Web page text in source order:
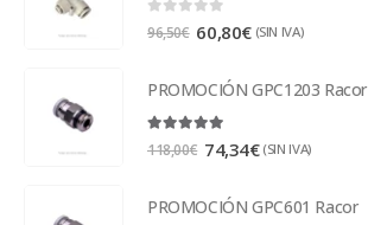
0 out of 5
96,50€ 60,80€ (SIN IVA)
PROMOCIÓN GPC1203 Racor
118,00€ 74,34€ (SIN IVA)
PROMOCIÓN GPC601 Racor